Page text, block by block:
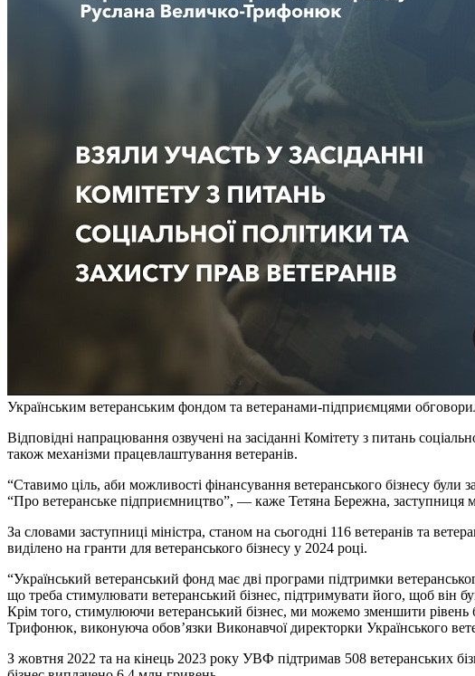
Українським ветеранським фондом та ветеранами-підприємцями
Відповідні напрацювання озвучені на засіданні Комітету з питань
також механізми працевлаштування ветеранів.
“Ставимо ціль, аби можливості фінансування ветеранського бізнесу були
“Про ветеранське підприємництво”, — каже Тетяна Бережна, заступниця
За словами заступниці міністра, станом на сьогодні 116 ветеранів та
виділено на гранти для ветеранського бізнесу у 2024 році.
“Український ветеранський фонд має дві програми підтримки
що треба стимулювати ветеранський бізнес, підтримувати його, щоб
Крім того, стимулюючи ветеранський бізнес, ми можемо зменшити рівень
Трифонюк, виконуюча обов’язки Виконавчої директорки Українського
З жовтня 2022 та на кінець 2023 року УВФ підтримав 508 ветеранських